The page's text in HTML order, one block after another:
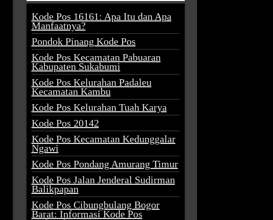
Kode Pos 16161: Apa Itu dan Apa
Manfaatnya?
Pondok Pinang Kode Pos
Kode Pos Kecamatan Pabuaran
Kabupaten Sukabumi
Kode Pos Kelurahan Padaleu
Kecamatan Kambu
Kode Pos Kelurahan Tuah Karya
Kode Pos 20142
Kode Pos Kecamatan Kedunggalar
Ngawi
Kode Pos Pondang Amurang Timur
Kode Pos Jalan Jenderal Sudirman
Balikpapan
Kode Pos Cibungbulang Bogor
Barat: Informasi Kode Pos